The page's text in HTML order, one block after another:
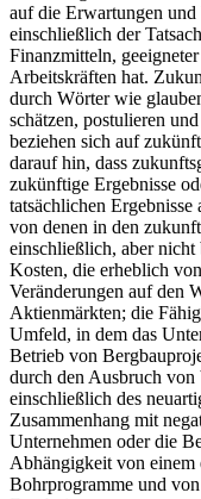
auf die Erwartungen und
einschließlich der
Finanzmitteln,
Arbeitskräften hat.
durch Wörter wie
schätzen, postulieren
beziehen sich auf
darauf hin, dass
zukünftige Ergebnisse
tatsächlichen
von denen in den
einschließlich, aber
Kosten, die erheblich
Veränderungen auf den
Aktienmärkten; die
Umfeld, in dem das
Betrieb von
durch den Ausbruch
einschließlich des
Zusammenhang mit
Unternehmen oder die
Abhängigkeit von einem
Bohrprogramme und